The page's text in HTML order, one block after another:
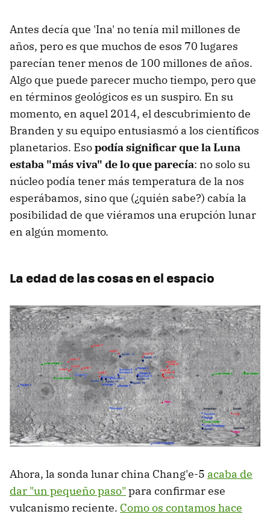
Antes decía que 'Ina' no tenía mil millones de
años, pero es que muchos de esos 70 lugares
parecían tener menos de 100 millones de años.
Algo que puede parecer mucho tiempo, pero que
en términos geológicos es un suspiro. En su
momento, en aquel 2014, el descubrimiento de
Branden y su equipo entusiasmó a los científicos
planetarios. Esopodía significar que la Luna
estaba "más viva" de lo que parecía: no solo su
núcleo podía tener más temperatura de la nos
esperábamos, sino que (¿quién sabe?) cabía la
posibilidad de que viéramos una erupción lunar
en algún momento.
La edad de las cosas en el espacio
Ahora, la sonda lunar china Chang'e-5 acaba de
dar "un pequeño paso" para confirmar ese
vulcanismo reciente. Como os contamos hace